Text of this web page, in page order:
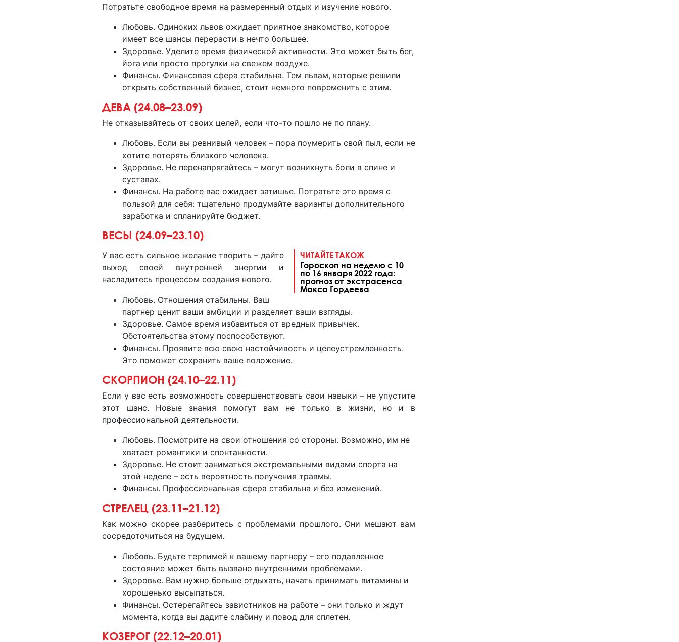
Потратьте свободное время на размеренный отдых и изучение нового.
Любовь. Одиноких львов ожидает приятное знакомство, которое
имеет все шансы перерасти в нечто большее.
Здоровье. Уделите время физической активности. Это может быть бег,
йога или просто прогулки на свежем воздухе.
Финансы. Финансовая сфера стабильна. Тем львам, которые решили
открыть собственный бизнес, стоит немного повременить с этим.
ДЕВА (24.08–23.09)
Не отказывайтесь от своих целей, если что-то пошло не по плану.
Любовь. Если вы ревнивый человек – пора поумерить свой пыл, если не
хотите потерять близкого человека.
Здоровье. Не перенапрягайтесь – могут возникнуть боли в спине и
суставах.
Финансы. На работе вас ожидает затишье. Потратьте это время с
пользой для себя: тщательно продумайте варианты дополнительного
заработка и спланируйте бюджет.
ВЕСЫ (24.09–23.10)
ЧИТАЙТЕ ТАКОЖ
Гороскоп на неделю с 10
по 16 января 2022 года:
прогноз от экстрасенса
Макса Гордеева
У вас есть сильное желание творить – дайте
выход своей внутренней энергии и
насладитесь процессом создания нового.
Любовь. Отношения стабильны. Ваш
партнер ценит ваши амбиции и разделяет ваши взгляды.
Здоровье. Самое время избавиться от вредных привычек.
Обстоятельства этому поспособствуют.
Финансы. Проявите всю свою настойчивость и целеустремленность.
Это поможет сохранить ваше положение.
СКОРПИОН (24.10–22.11)
Если у вас есть возможность совершенствовать свои навыки – не упустите
этот шанс. Новые знания помогут вам не только в жизни, но и в
профессиональной деятельности.
Любовь. Посмотрите на свои отношения со стороны. Возможно, им не
хватает романтики и спонтанности.
Здоровье. Не стоит заниматься экстремальными видами спорта на
этой неделе – есть вероятность получения травмы.
Финансы. Профессиональная сфера стабильна и без изменений.
СТРЕЛЕЦ (23.11–21.12)
Как можно скорее разберитесь с проблемами прошлого. Они мешают вам
сосредоточиться на будущем.
Любовь. Будьте терпимей к вашему партнеру – его подавленное
состояние может быть вызвано внутренними проблемами.
Здоровье. Вам нужно больше отдыхать, начать принимать витамины и
хорошенько высыпаться.
Финансы. Остерегайтесь завистников на работе – они только и ждут
момента, когда вы дадите слабину и повод для сплетен.
КОЗЕРОГ (22.12–20.01)